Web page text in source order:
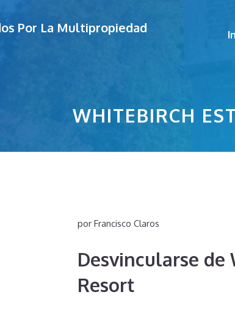
Por La Multipropiedad
WHITEBIRCH
por Francisco Claros
Desvincularse de
Resort